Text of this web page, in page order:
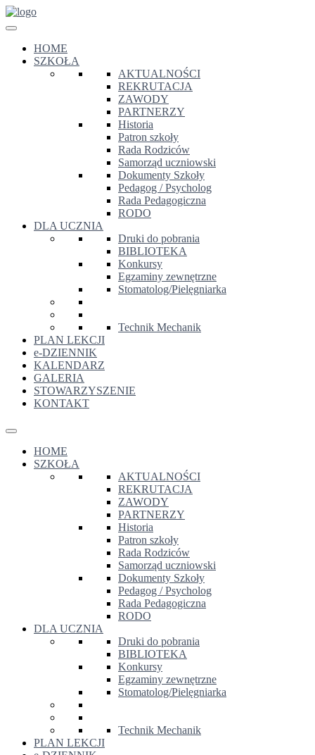
HOME
SZKOŁA
AKTUALNOŚCI
REKRUTACJA
ZAWODY
PARTNERZY
Historia
Patron szkoły
Rada Rodziców
Samorząd uczniowski
Dokumenty Szkoły
Pedagog / Psycholog
Rada Pedagogiczna
RODO
DLA UCZNIA
Druki do pobrania
BIBLIOTEKA
Konkursy
Egzaminy zewnętrzne
Stomatolog/Pielęgniarka
Technik Mechanik
PLAN LEKCJI
e-DZIENNIK
KALENDARZ
GALERIA
STOWARZYSZENIE
KONTAKT
HOME
SZKOŁA
AKTUALNOŚCI
REKRUTACJA
ZAWODY
PARTNERZY
Historia
Patron szkoły
Rada Rodziców
Samorząd uczniowski
Dokumenty Szkoły
Pedagog / Psycholog
Rada Pedagogiczna
RODO
DLA UCZNIA
Druki do pobrania
BIBLIOTEKA
Konkursy
Egzaminy zewnętrzne
Stomatolog/Pielęgniarka
Technik Mechanik
PLAN LEKCJI